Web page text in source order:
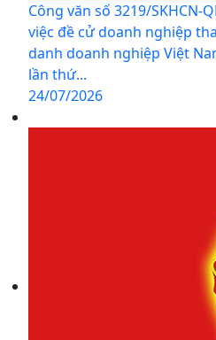
Công văn số 3219/SKHCN-
việc đề cử doanh nghiệp
danh doanh nghiệp Việt
lần thứ...
24/07/2026